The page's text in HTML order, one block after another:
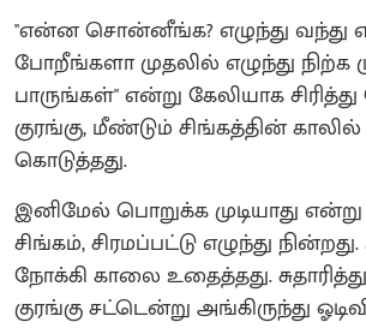
"என்ன சொன்னீங்க? எழுந்து வந்து
போறீங்களா முதலில் எழுந்து நிற்க
பாருங்கள்" என்று கேலியாக
குரங்கு, மீண்டும் சிங்கத்தின் காலில்
கொடுத்தது.
இனிமேல் பொறுக்க முடியாது என்று
சிங்கம், சிரமப்பட்டு எழுந்து
நோக்கி காலை உதைத்தது.
குரங்கு சட்டென்று அங்கிருந்து